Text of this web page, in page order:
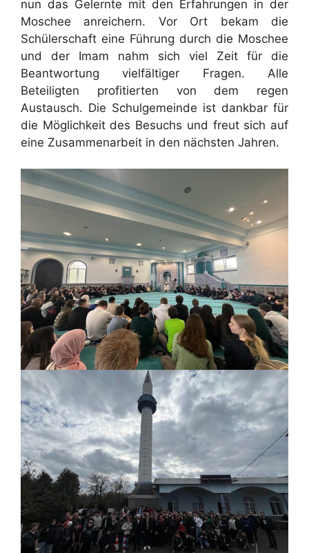
nun das Gelernte mit den Erfahrungen in der
Moschee anreichern. Vor Ort bekam die
Schülerschaft eine Führung durch die Moschee
und der Imam nahm sich viel Zeit für die
Beantwortung vielfältiger Fragen. Alle
Beteiligten profitierten von dem regen
Austausch. Die Schulgemeinde ist dankbar für
die Möglichkeit des Besuchs und freut sich auf
eine Zusammenarbeit in den nächsten Jahren.